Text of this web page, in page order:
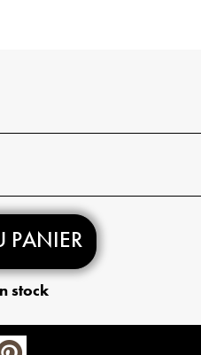
PANIER
stock